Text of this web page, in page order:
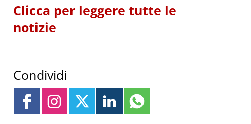
Clicca per leggere tutte le
notizie
Condividi